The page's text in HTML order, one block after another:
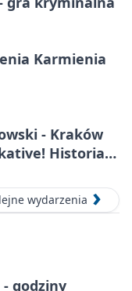
Karmienia
- Kraków
Historia
wydarzenia
godziny